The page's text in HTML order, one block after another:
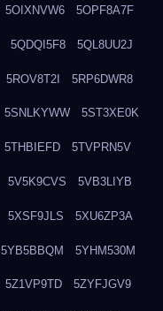
5OIXNVW6 5OPF8A7F
5QDQI5F8 5QL8UU2J
5ROV8T2I 5RP6DWR8
5SNLKYWW 5ST3XE0K
5THBIEFD 5TVPRN5V
5V5K9CVS 5VB3LIYB
5XSF9JLS 5XU6ZP3A
5YB5BBQM 5YHM530M
5Z1VP9TD 5ZYFJGV9